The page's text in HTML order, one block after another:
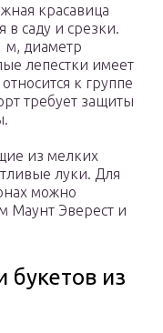
красавица
саду и срезки.
м, диаметр
лепестки имеет
к группе
требует защиты
из мелких
луки. Для
можно
Маунт Эверест и
букетов из